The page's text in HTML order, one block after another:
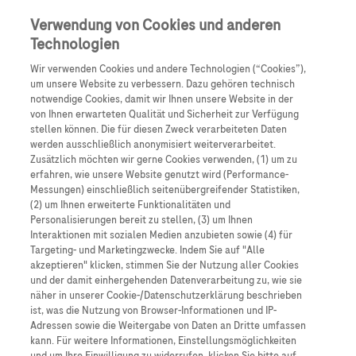
Anmelden
NSCLC
KIT beim NSCLC
Ansprechen auf KIT
Verwendung von Cookies und anderen
Technologien
Wir verwenden Cookies und andere Technologien (“Cookies”),
um unsere Website zu verbessern. Dazu gehören technisch
notwendige Cookies, damit wir Ihnen unsere Website in der
von Ihnen erwarteten Qualität und Sicherheit zur Verfügung
stellen können. Die für diesen Zweck verarbeiteten Daten
werden ausschließlich anonymisiert weiterverarbeitet.
Zusätzlich möchten wir gerne Cookies verwenden, (1) um zu
erfahren, wie unsere Website genutzt wird (Performance-
Messungen) einschließlich seitenübergreifender Statistiken,
(2) um Ihnen erweiterte Funktionalitäten und
Personalisierungen bereit zu stellen, (3) um Ihnen
Interaktionen mit sozialen Medien anzubieten sowie (4) für
Targeting- und Marketingzwecke. Indem Sie auf "Alle
akzeptieren" klicken, stimmen Sie der Nutzung aller Cookies
und der damit einhergehenden Datenverarbeitung zu, wie sie
näher in unserer Cookie-/Datenschutzerklärung beschrieben
ist, was die Nutzung von Browser-Informationen und IP-
Adressen sowie die Weitergabe von Daten an Dritte umfassen
kann. Für weitere Informationen, Einstellungsmöglichkeiten